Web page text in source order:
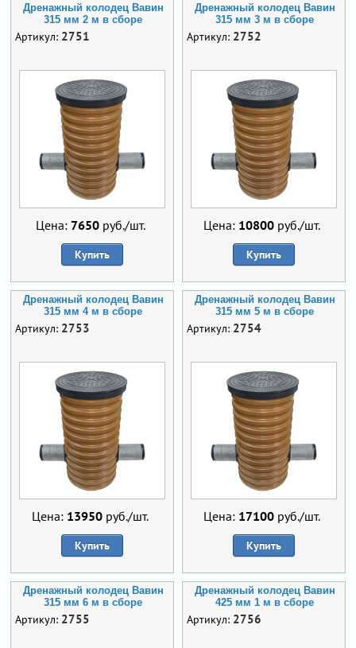
Дренажный колодец Вавин
315 мм 2 м в сборе
Артикул: 2751
Цена: 7650руб./шт.
Купить
Дренажный колодец Вавин
315 мм 3 м в сборе
Артикул: 2752
Цена: 10800 руб./шт.
Купить
Дренажный колодец Вавин
315 мм 4 м в сборе
Артикул: 2753
Цена: 13950 руб./шт.
Купить
Дренажный колодец Вавин
315 мм 5 м в сборе
Артикул: 2754
Цена: 17100 руб./шт.
Купить
Дренажный колодец Вавин
315 мм 6 м в сборе
Артикул: 2755
Дренажный колодец Вавин
425 мм 1 м в сборе
Артикул: 2756